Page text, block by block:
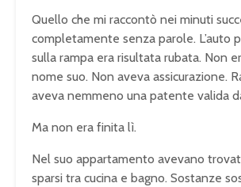
Quello che mi raccontò nei minuti
completamente senza parole. L’auto
sulla rampa era risultata rubata. Non
nome suo. Non aveva assicurazione.
aveva nemmeno una patente valida
Ma non era finita lì.
Nel suo appartamento avevano
sparsi tra cucina e bagno. Sostanze